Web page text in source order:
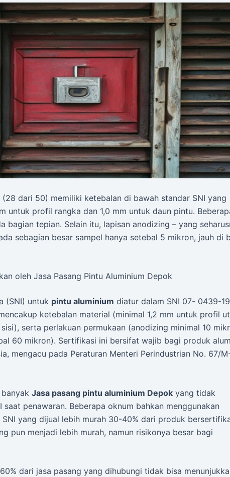
dari 50) memiliki ketebalan di bawah standar SNI yang
untuk profil rangka dan 1,0 mm untuk daun pintu.
bagian tepian. Selain itu, lapisan anodizing – yang
sebagian besar sampel hanya setebal 5 mikron, jauh di
oleh Jasa Pasang Pintu Aluminium Depok
(SNI) untuk pintu aluminium diatur dalam SNI 07- 0439-
ketebalan material (minimal 1,2 mm untuk profil
serta perlakuan permukaan (anodizing minimal 10
60 mikron). Sertifikasi ini bersifat wajib bagi produk
mengacu pada Peraturan Menteri Perindustrian No. 67/
Jasa pasang pintu aluminium Depok yang tidak
penawaran. Beberapa oknum bahkan menggunakan
yang dijual lebih murah 30-40% dari produk
pun menjadi lebih murah, namun risikonya besar bagi
dari jasa pasang yang dihubungi tidak bisa